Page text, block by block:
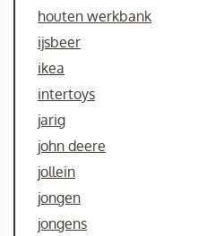
houten werkbank
ijsbeer
ikea
intertoys
jarig
john deere
jollein
jongen
jongens